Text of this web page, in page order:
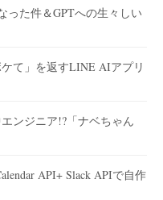
った件＆GPTへの生々しい
て」を返すLINE AIアプリ
エンジニア!?「ナベちゃん
API+ Slack APIで自作